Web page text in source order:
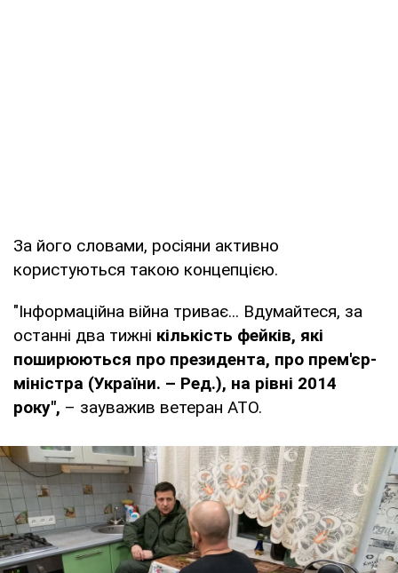
За його словами, росіяни активно
користуються такою концепцією.
"Інформаційна війна триває... Вдумайтеся, за
останні два тижні кількість фейків, які
поширюються про президента, про прем'єр-
міністра (України. – Ред.), на рівні 2014
року", – зауважив ветеран АТО.